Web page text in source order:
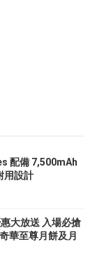
配備 7,500mAh
用設計
大放送 入場必搶
華至尊月餅及月